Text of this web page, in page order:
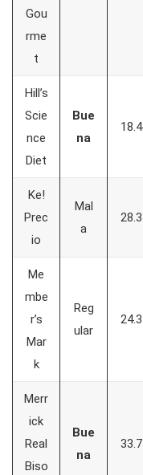
Gou
rme
t
Hill’s
Scie
nce
Diet
Bue
na
18.4
Ke!
Prec
io
Mal
a
28.3
Me
mbe
r’s
Mar
k
Reg
ular
24.3
Merr
ick
Real
Biso
Bue
na
33.7